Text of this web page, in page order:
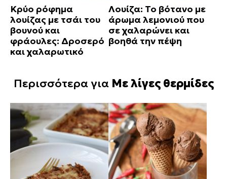
Κρύο ρόφημα
λουίζας με τσάι του
βουνού και
φράουλες: Δροσερό
και χαλαρωτικό
Λουίζα: Το βότανο με
άρωμα λεμονιού που
σε χαλαρώνει και
βοηθά την πέψη
Περισσότερα για Με λίγες θερμίδες